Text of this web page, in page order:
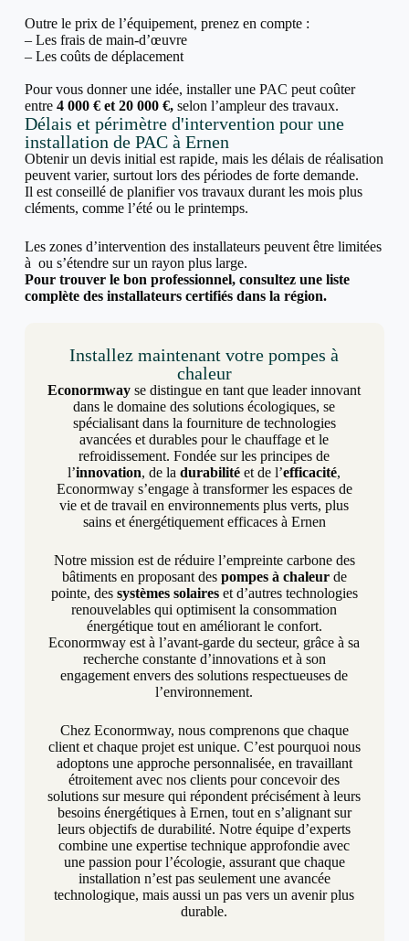
Outre le prix de l’équipement, prenez en compte :
– Les frais de main-d’œuvre
– Les coûts de déplacement
Pour vous donner une idée, installer une PAC peut coûter
entre 4 000 € et 20 000 €,selon l’ampleur des travaux.
Délais et périmètre d'intervention pour une
installation de PAC à Ernen
Obtenir un devis initial est rapide, mais les délais de réalisation
peuvent varier, surtout lors des périodes de forte demande.
Il est conseillé de planifier vos travaux durant les mois plus
cléments, comme l’été ou le printemps.
Les zones d’intervention des installateurs peuvent être limitées
à ou s’étendre sur un rayon plus large.
Pour trouver le bon professionnel, consultez une liste
complète des installateurs certifiés dans la région.
Installez maintenant votre pompes à
chaleur
Econormway se distingue en tant que leader innovant
dans le domaine des solutions écologiques, se
spécialisant dans la fourniture de technologies
avancées et durables pour le chauffage et le
refroidissement. Fondée sur les principes de
l’innovation, de ladurabilité et de l’efficacité,
Econormway s’engage à transformer les espaces de
vie et de travail en environnements plus verts, plus
sains et énergétiquement efficaces à Ernen
Notre mission est de réduire l’empreinte carbone des
bâtiments en proposant des pompes à chaleurde
pointe, des systèmes solaireset d’autres technologies
renouvelables qui optimisent la consommation
énergétique tout en améliorant le confort.
Econormway est à l’avant-garde du secteur, grâce à sa
recherche constante d’innovations et à son
engagement envers des solutions respectueuses de
l’environnement.
Chez Econormway, nous comprenons que chaque
client et chaque projet est unique. C’est pourquoi nous
adoptons une approche personnalisée, en travaillant
étroitement avec nos clients pour concevoir des
solutions sur mesure qui répondent précisément à leurs
besoins énergétiques à Ernen, tout en s’alignant sur
leurs objectifs de durabilité. Notre équipe d’experts
combine une expertise technique approfondie avec
une passion pour l’écologie, assurant que chaque
installation n’est pas seulement une avancée
technologique, mais aussi un pas vers un avenir plus
durable.